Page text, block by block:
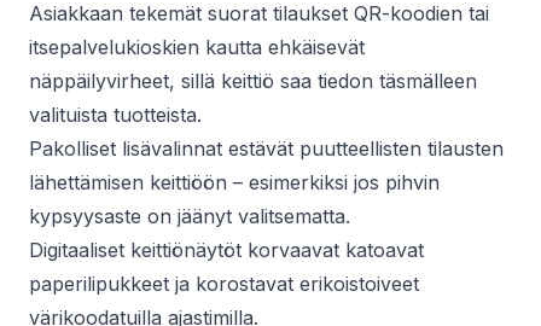
Asiakkaan tekemät suorat tilaukset QR-koodien tai
itsepalvelukioskien kautta ehkäisevät
näppäilyvirheet, sillä keittiö saa tiedon täsmälleen
valituista tuotteista.
Pakolliset lisävalinnat estävät puutteellisten tilausten
lähettämisen keittiöön – esimerkiksi jos pihvin
kypsyysaste on jäänyt valitsematta.
Digitaaliset keittiönäytöt korvaavat katoavat
paperilipukkeet ja korostavat erikoistoiveet
värikoodatuilla ajastimilla.